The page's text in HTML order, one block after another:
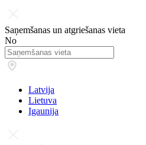
Saņemšanas un atgriešanas vieta
No
Latvijа
Lietuva
Igaunija